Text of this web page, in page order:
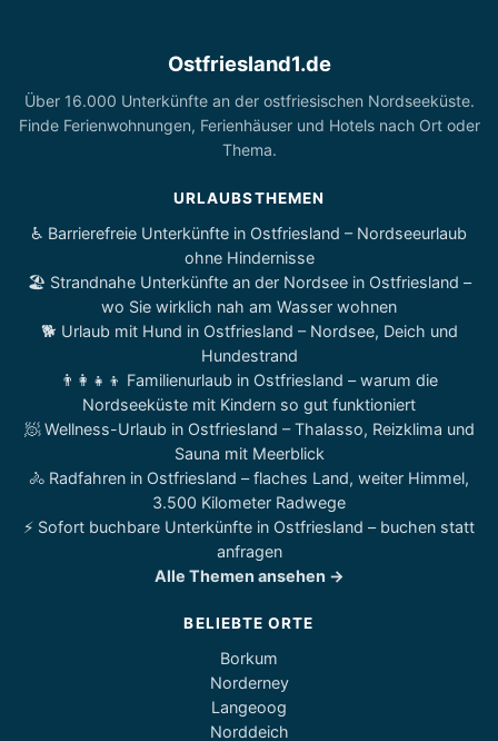
Ostfriesland1.de
Über 16.000 Unterkünfte an der ostfriesischen Nordseeküste.
Finde Ferienwohnungen, Ferienhäuser und Hotels nach Ort oder
Thema.
URLAUBSTHEMEN
♿ Barrierefreie Unterkünfte in Ostfriesland – Nordseeurlaub
ohne Hindernisse
🏖️ Strandnahe Unterkünfte an der Nordsee in Ostfriesland –
wo Sie wirklich nah am Wasser wohnen
🐕 Urlaub mit Hund in Ostfriesland – Nordsee, Deich und
Hundestrand
👨‍👩‍👧‍👦 Familienurlaub in Ostfriesland – warum die
Nordseeküste mit Kindern so gut funktioniert
🧖 Wellness-Urlaub in Ostfriesland – Thalasso, Reizklima und
Sauna mit Meerblick
🚴 Radfahren in Ostfriesland – flaches Land, weiter Himmel,
3.500 Kilometer Radwege
⚡ Sofort buchbare Unterkünfte in Ostfriesland – buchen statt
anfragen
Alle Themen ansehen →
BELIEBTE ORTE
Borkum
Norderney
Langeoog
Norddeich